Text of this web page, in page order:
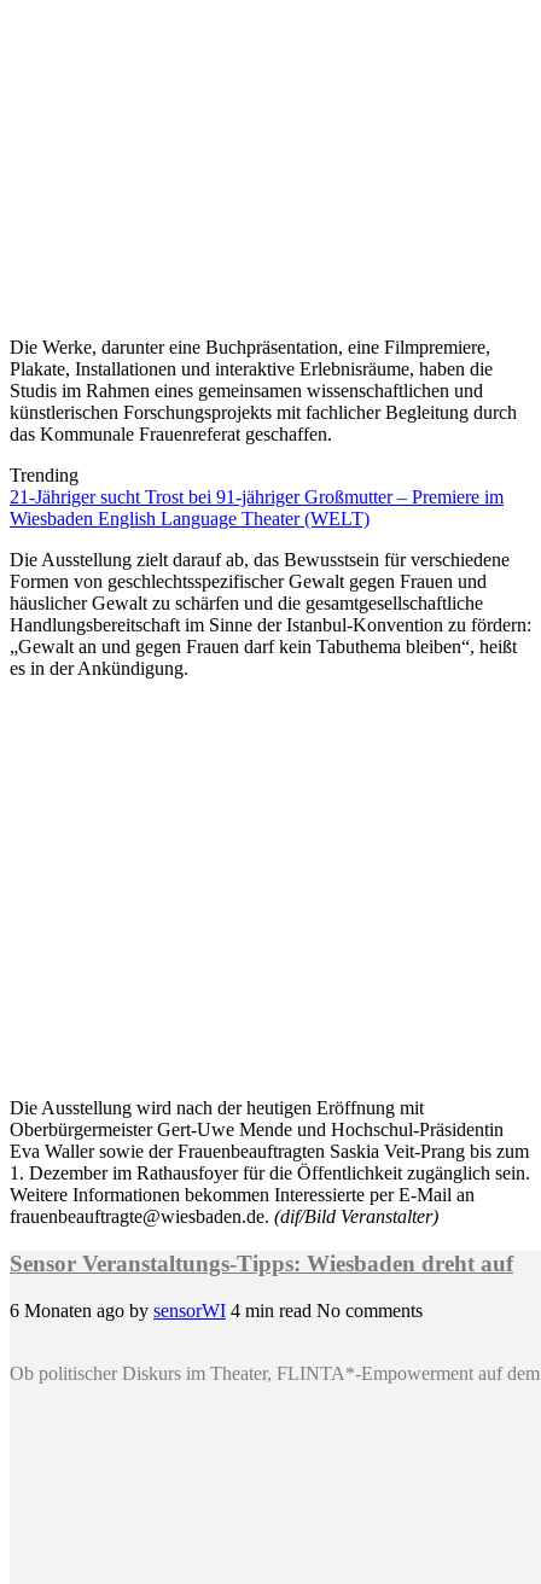
Die Werke, darunter eine Buchpräsentation, eine Filmpremiere,
Plakate, Installationen und interaktive Erlebnisräume, haben die
Studis im Rahmen eines gemeinsamen wissenschaftlichen und
künstlerischen Forschungsprojekts mit fachlicher Begleitung durch
das Kommunale Frauenreferat geschaffen.
Trending
21-Jähriger sucht Trost bei 91-jähriger Großmutter – Premiere im
Wiesbaden English Language Theater (WELT)
Die Ausstellung zielt darauf ab, das Bewusstsein für verschiedene
Formen von geschlechtsspezifischer Gewalt gegen Frauen und
häuslicher Gewalt zu schärfen und die gesamtgesellschaftliche
Handlungsbereitschaft im Sinne der Istanbul-Konvention zu fördern:
„Gewalt an und gegen Frauen darf kein Tabuthema bleiben“, heißt
es in der Ankündigung.
Die Ausstellung wird nach der heutigen Eröffnung mit
Oberbürgermeister Gert-Uwe Mende und Hochschul-Präsidentin
Eva Waller sowie der Frauenbeauftragten Saskia Veit-Prang bis zum
1. Dezember im Rathausfoyer für die Öffentlichkeit zugänglich sein.
Weitere Informationen bekommen Interessierte per E-Mail an
frauenbeauftragte@wiesbaden.de. (dif/Bild Veranstalter)
Sensor Veranstaltungs-Tipps: Wiesbaden dreht auf
6 Monaten ago by sensorWI 4 min read No comments
Ob politischer Diskurs im Theater, FLINTA*-Empowerment auf